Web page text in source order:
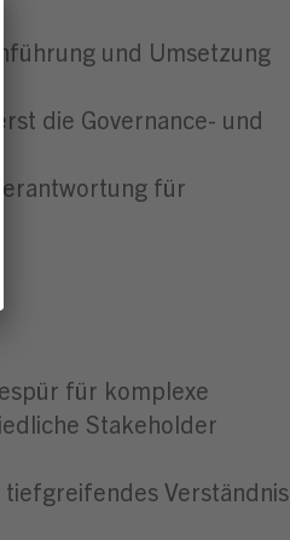
und Umsetzung
die Governance- und
für
für komplexe
Stakeholder
Verständnis